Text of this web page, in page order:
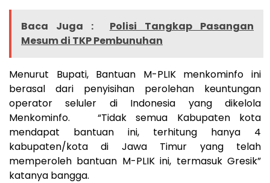
Baca Juga :
Polisi Tangkap Pasangan
Mesum di TKP Pembunuhan
Menurut Bupati, Bantuan M-PLIK menkominfo ini
berasal dari penyisihan perolehan keuntungan
operator seluler di Indonesia yang dikelola
Menkominfo. “Tidak semua Kabupaten kota
mendapat bantuan ini, terhitung hanya 4
kabupaten/kota di Jawa Timur yang telah
memperoleh bantuan M-PLIK ini, termasuk Gresik”
katanya bangga.